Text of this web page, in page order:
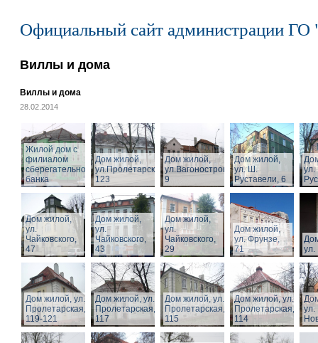
Официальный сайт администрации ГО
Виллы и дома
Виллы и дома
28.02.2014
Жилой дом с
филиалом
сберегательного
банка
Дом жилой,
ул.Пролетарская,
123
Дом жилой,
ул.Вагоностроительная,
9
Дом жилой,
ул. Ш.
Руставели, 6
Дом жилой,
ул.
Чайковского,
47
Дом жилой,
ул.
Чайковского,
43
Дом жилой,
ул.
Чайковского,
29
Дом жилой,
ул. Фрунзе,
71
ул.
Дом жилой, ул.
Пролетарская,
119-121
Дом жилой, ул.
Пролетарская,
117
Дом жилой, ул.
Пролетарская,
115
Дом жилой, ул.
Пролетарская,
114